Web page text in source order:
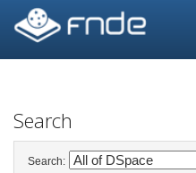
navigation
Search
Search: